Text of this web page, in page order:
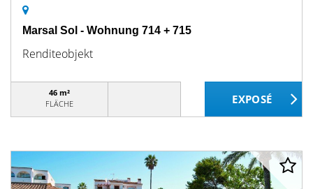
Marsal Sol - Wohnung 714 + 715
Renditeobjekt
46 m²
FLÄCHE